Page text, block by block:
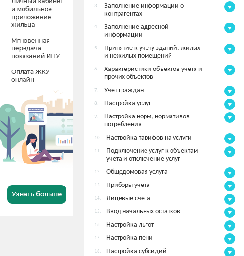
3.
Заполнение информации о
контрагентах
4.
Заполнение адресной
информации
5.
Принятие к учету зданий, жилых
и нежилых помещений
6.
Характеристики объектов учета и
прочих объектов
7. Учет граждан
8. Настройка услуг
9.
Настройка норм, нормативов
потребления
10. Настройка тарифов на услуги
11.
Подключение услуг к объектам
учета и отключение услуг
12. Общедомовая услуга
13. Приборы учета
14. Лицевые счета
15. Ввод начальных остатков
16. Настройка льгот
17. Настройка пени
18. Настройка субсидий